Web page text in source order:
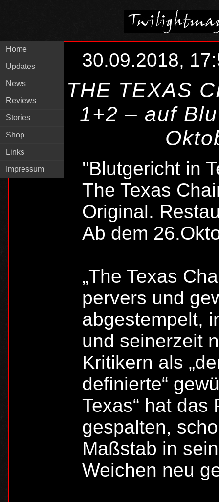
Home
Updates
News
Reviews
Stories
Shop
Links
Impressum
30.09.2018,
THE TEXAS
1+2 – auf
''Blutgericht in
The Texas
Original.
Ab dem
„The Texas
pervers und
abgestempelt,
und seinerzeit
Kritikern als
definierte“
Texas“ hat das
gespalten,
Maßstab in
Weichen neu